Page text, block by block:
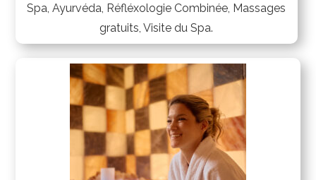
Spa, Ayurvéda, Réfléxologie Combinée, Massages
gratuits, Visite du Spa.